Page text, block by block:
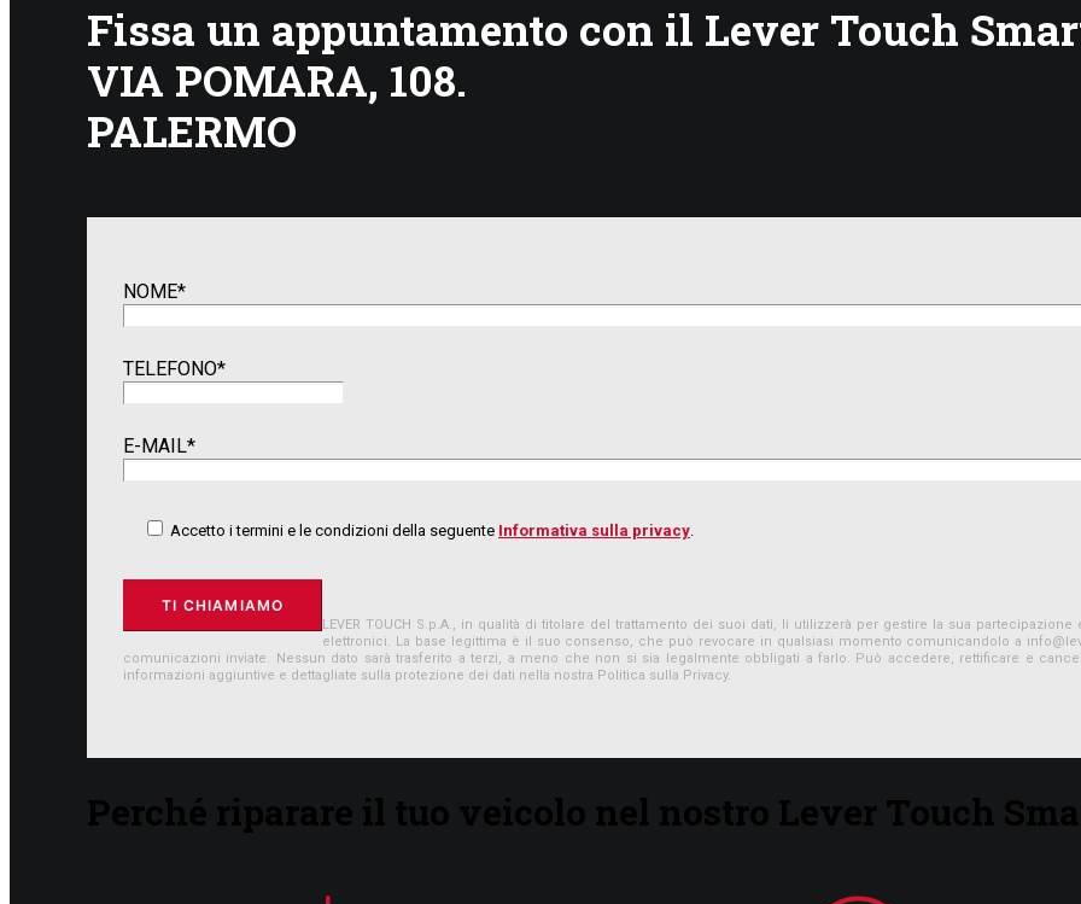
Fissa un appuntamento con il Lever Touch
VIA POMARA, 108.
PALERMO
NOME*
TELEFONO*
E-MAIL*
Accetto i termini e le condizioni della seguente Informativa sulla privacy.
LEVER TOUCH S.p.A., in qualità di titolare del trattamento dei suoi dati, li utilizzerà per gestire la sua
elettronici. La base legittima è il suo consenso, che può revocare in qualsiasi momento comunicandolo a
comunicazioni inviate. Nessun dato sarà trasferito a terzi, a meno che non si sia legalmente obbligati a farlo. Può accedere, rettificare e
informazioni aggiuntive e dettagliate sulla protezione dei dati nella nostra Politica sulla Privacy.
Perché riparare il tuo veicolo nel nostro Lever Touch